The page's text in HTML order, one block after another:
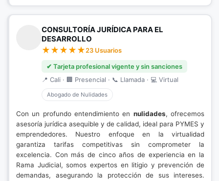
CONSULTORÍA JURÍDICA PARA EL
DESARROLLO
23 Usuarios
✔ Tarjeta profesional vigente y sin sanciones
📍 Cali · 🏢 Presencial · 📞 Llamada · 💻 Virtual
Abogado de Nulidades
Con un profundo entendimiento en nulidades, ofrecemos
asesoría jurídica asequible y de calidad, ideal para PYMES y
emprendedores. Nuestro enfoque en la virtualidad
garantiza tarifas competitivas sin comprometer la
excelencia. Con más de cinco años de experiencia en la
Rama Judicial, somos expertos en litigio y prevención de
demandas, asegurando la protección de sus intereses.